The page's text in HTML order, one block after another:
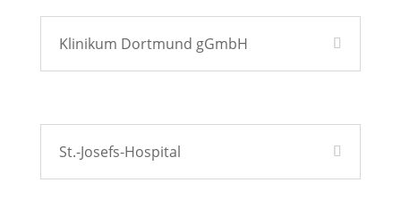
Klinikum Dortmund gGmbH
St.-Josefs-Hospital